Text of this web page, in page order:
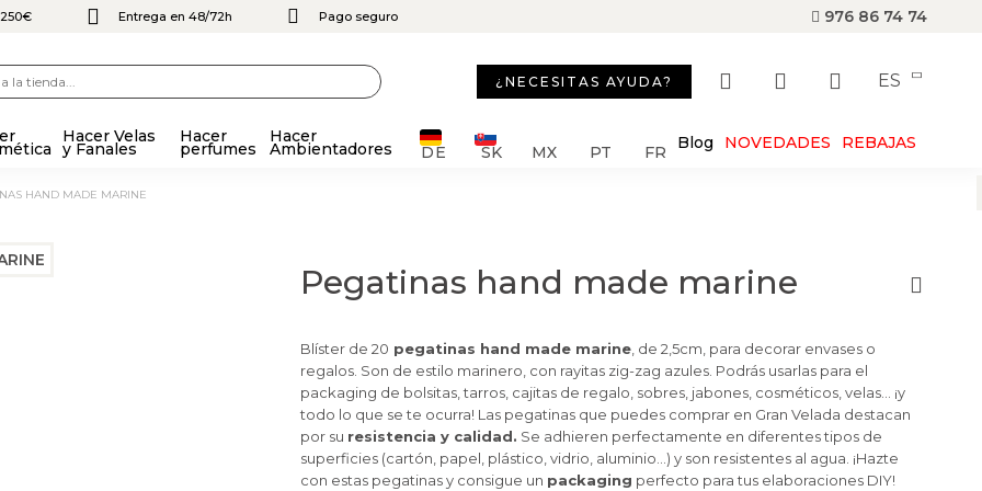
Entrega en 48/72h Pago seguro 976 86 74 74
¿NECESITAS AYUDA? ES
Hacer Velas
y Fanales
Hacer
perfumes
Hacer
Ambientadores DE SK MX PT FR Blog NOVEDADES REBAJAS
HAND MADE MARINE
Pegatinas hand made marine
Blíster de 20 pegatinas hand made marine , de 2,5cm, para decorar envases o
regalos. Son de estilo marinero, con rayitas zig-zag azules. Podrás usarlas para el
packaging de bolsitas, tarros, cajitas de regalo, sobres, jabones, cosméticos, velas... ¡y
todo lo que se te ocurra! Las pegatinas que puedes comprar en Gran Velada destacan
por su resistencia y calidad. Se adhieren perfectamente en diferentes tipos de
superficies (cartón, papel, plástico, vidrio, aluminio…) y son resistentes al agua. ¡Hazte
con estas pegatinas y consigue un packaging perfecto para tus elaboraciones DIY!